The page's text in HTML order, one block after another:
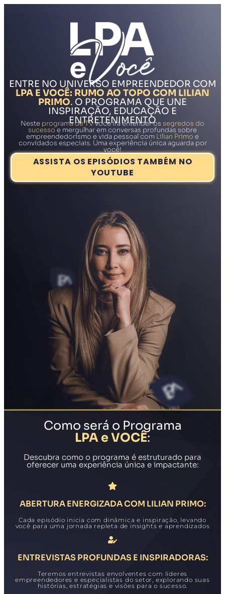
ENTRE NO UNIVERSO EMPREENDEDOR COM
LPA E VOCÊ: RUMO AO TOPO COM LILIAN
PRIMO. O PROGRAMA QUE UNE
INSPIRAÇÃO, EDUCAÇÃO E
ENTRETENIMENTO
Neste programa de TVvocê irá entender os segredos do
sucessoe mergulhar em conversas profundas sobre
empreendedorismo e vida pessoal com Lilian Primo e
convidados especiais. Uma experiência única aguarda por
você!
ASSISTA OS EPISÓDIOS TAMBÉM NO
YOUTUBE
Como será o Programa
LPA e VOCÊ:
Descubra como o programa é estruturado para
oferecer uma experiência única e impactante:
ABERTURA ENERGIZADA COM LILIAN PRIMO:
Cada episódio inicia com dinâmica e inspiração, levando
você para uma jornada repleta de insights e aprendizados
ENTREVISTAS PROFUNDAS E INSPIRADORAS:
Teremos entrevistas envolventes com líderes
empreendedores e especialistas do setor, explorando suas
histórias, estratégias e visões para o sucesso.